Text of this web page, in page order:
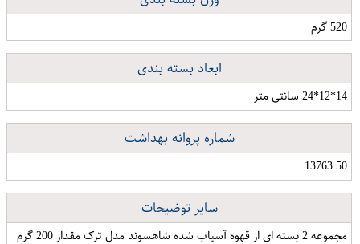
520 گرم
ابعاد بسته بندی
14*12*24 سانتی متر
شماره پروانه بهداشت
50 13763
سایر توضیحات
مجموعه 2 بسته ای از قهوه آسیاب شده شاهسوند مدل ترک مقدار 200 گرم